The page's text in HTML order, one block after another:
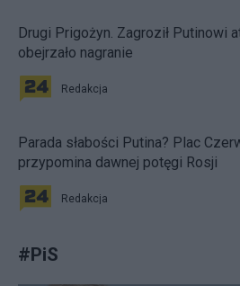
Drugi Prigożyn. Zagroził Putinowi
obejrzało nagranie
Redakcja
Parada słabości Putina? Plac
przypomina dawnej potęgi Rosji
Redakcja
#PiS